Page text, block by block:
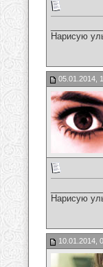
Нарисую
05.01.2014,
Нарисую
10.01.2014,